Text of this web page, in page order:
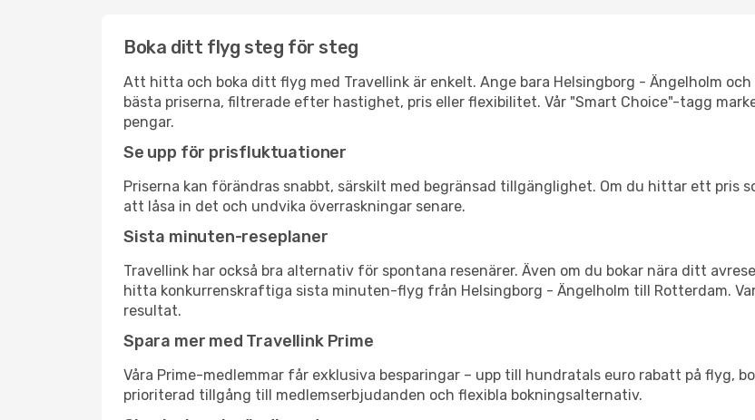
Boka ditt flyg steg för steg
Att hitta och boka ditt flyg med Travellink är enkelt. Ange bara Helsingborg - Ängelholm
bästa priserna, filtrerade efter hastighet, pris eller flexibilitet. Vår "Smart Choice"-tagg
pengar.
Se upp för prisfluktuationer
Priserna kan förändras snabbt, särskilt med begränsad tillgänglighet. Om du hittar ett
att låsa in det och undvika överraskningar senare.
Sista minuten-reseplaner
Travellink har också bra alternativ för spontana resenärer. Även om du bokar nära ditt
hitta konkurrenskraftiga sista minuten-flyg från Helsingborg - Ängelholm till Rotterdam.
resultat.
Spara mer med Travellink Prime
Våra Prime-medlemmar får exklusiva besparingar – upp till hundratals euro rabatt på flyg,
prioriterad tillgång till medlemserbjudanden och flexibla bokningsalternativ.